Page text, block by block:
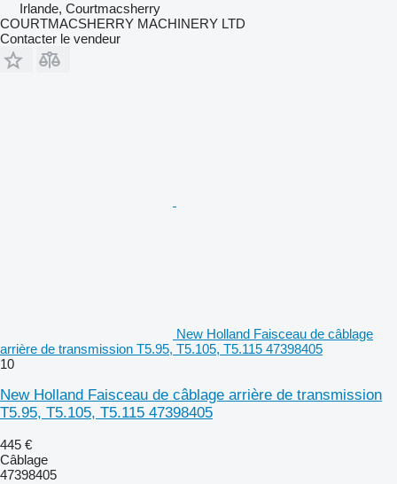
Irlande, Courtmacsherry
COURTMACSHERRY MACHINERY LTD
Contacter le vendeur
New Holland Faisceau de câblage
arrière de transmission T5.95, T5.105, T5.115 47398405
10
New Holland Faisceau de câblage arrière de transmission
T5.95, T5.105, T5.115 47398405
445 €
Câblage
47398405